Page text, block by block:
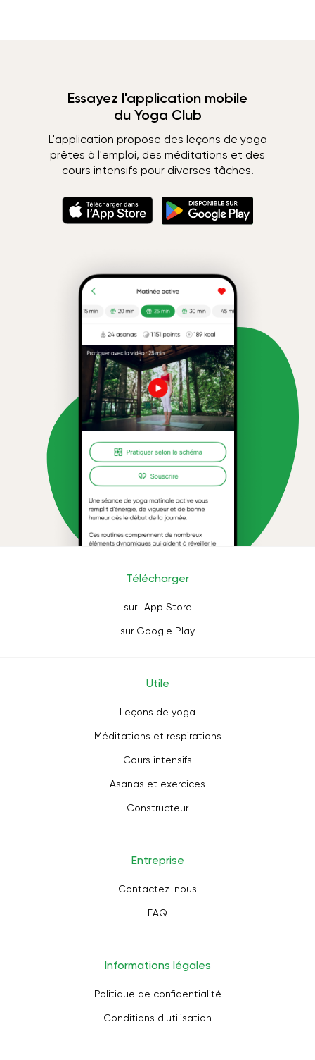
Essayez l'application mobile
du Yoga Club
L'application propose des leçons de yoga
prêtes à l'emploi, des méditations et des
cours intensifs pour diverses tâches.
Télécharger
sur l'App Store
sur Google Play
Utile
Leçons de yoga
Méditations et respirations
Cours intensifs
Asanas et exercices
Constructeur
Entreprise
Contactez-nous
FAQ
Informations légales
Politique de confidentialité
Conditions d'utilisation